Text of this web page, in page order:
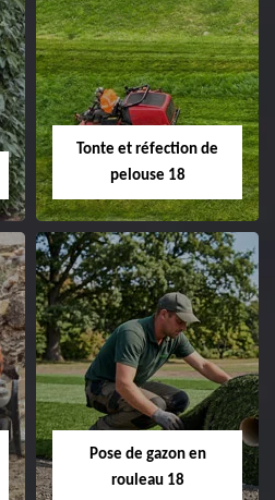
Abattage d'arbres
18
Entreprise abattage
Tonte et réfection de
pelouse 18
Tonte et réfection
de pelouse 18
Entreprise tonte et
Cher tel: 02.52.56.49.40
Pose de gazon en
rouleau 18